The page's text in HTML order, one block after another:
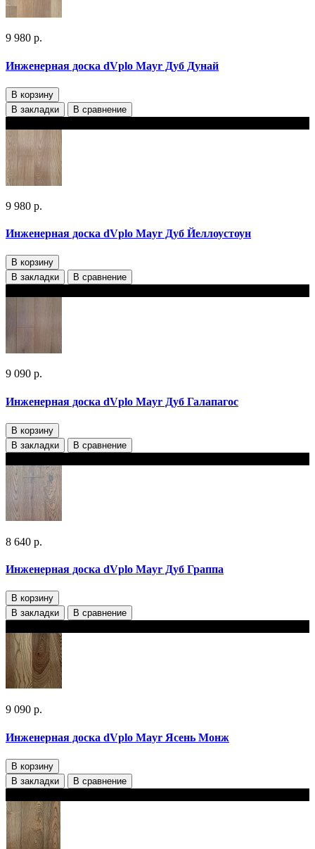
9 980 р.
Инженерная доска dVplo Mayr Дуб Дунай
В корзину
В закладки
В сравнение
9 980 р.
Инженерная доска dVplo Mayr Дуб Йеллоустоун
В корзину
В закладки
В сравнение
9 090 р.
Инженерная доска dVplo Mayr Дуб Галапагос
В корзину
В закладки
В сравнение
8 640 р.
Инженерная доска dVplo Mayr Дуб Граппа
В корзину
В закладки
В сравнение
9 090 р.
Инженерная доска dVplo Mayr Ясень Монж‎
В корзину
В закладки
В сравнение